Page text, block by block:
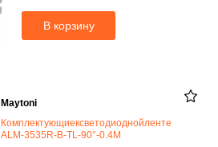
В корзину
Maytoni
Комплектующиексветодиоднойленте
ALM-3535R-B-TL-90°-0.4M